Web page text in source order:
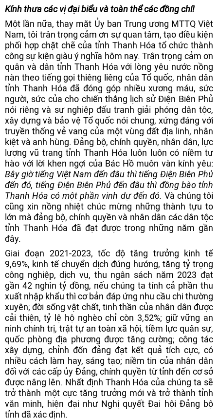
Kính thưa các vị đại biểu và toàn thể các đồng chí!
Một lần nữa, thay mặt Ủy ban Trung ương MTTQ Việt
Nam, tôi trân trọng cảm ơn sự quan tâm, tạo điều kiện
phối hợp chặt chẽ của tỉnh Thanh Hóa tổ chức thành
công sự kiện giàu ý nghĩa hôm nay. Trân trọng cảm ơn
quân và dân tỉnh Thanh Hóa với lòng yêu nước nồng
nàn theo tiếng gọi thiêng liêng của Tổ quốc, nhân dân
tỉnh Thanh Hóa đã đóng góp nhiều xương máu, sức
người, sức của cho chiến thắng lịch sử Điện Biên Phủ
nói riêng và sự nghiệp đấu tranh giải phóng dân tộc,
xây dựng và bảo vệ Tổ quốc nói chung, xứng đáng với
truyền thống vẻ vang của một vùng đất địa linh, nhân
kiệt và anh hùng. Đảng bộ, chính quyền, nhân dân, lực
lượng vũ trang tỉnh Thanh Hóa luôn luôn có niềm tự
hào với lời khen ngợi của Bác Hồ muôn vàn kính yêu:
Bây giờ tiếng Việt Nam đến đâu thì tiếng Điện Biên Phủ
đến đó, tiếng Điện Biên Phủ đến đâu thì đồng bào tỉnh
Thanh Hóa có một phần vinh dự đến đó. Và chúng tôi
cũng xin nồng nhiệt chúc mừng những thành tựu to
lớn mà đảng bộ, chính quyền và nhân dân các dân tộc
tỉnh Thanh Hóa đã đạt được trong những năm gần
đây.
Giai đoạn 2021-2023, tốc độ tăng trưởng kinh tế
9,69%, kinh tế chuyển dịch đúng hướng, tăng tỷ trọng
công nghiệp, dịch vụ, thu ngân sách năm 2023 đạt
gần 42 nghìn tỷ đồng, nếu chúng ta tính cả phần thu
xuất nhập khẩu thì cơ bản đáp ứng nhu cầu chi thường
xuyên; đời sống vật chất, tinh thần của nhân dân được
cải thiện, tỷ lệ hộ nghèo chỉ còn 3,52%; giữ vững an
ninh chính trị, trật tự an toàn xã hội, tiềm lực quân sự,
quốc phòng địa phương được tăng cường; công tác
xây dựng, chỉnh đốn đảng đạt kết quả tích cực, có
nhiều cách làm hay, sáng tạo; niềm tin của nhân dân
đối với các cấp ủy Đảng, chính quyền từ tỉnh đến cơ sở
được nâng lên. Nhất định Thanh Hóa của chúng ta sẽ
trở thành một cực tăng trưởng mới và trở thành tỉnh
văn minh, hiện đại như Nghị quyết Đại hội Đảng bộ
tỉnh đã xác định.